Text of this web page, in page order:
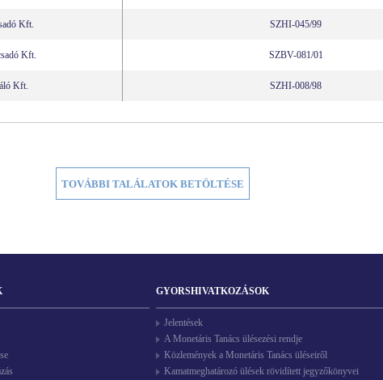
Kft. SZHI-045/99
Kft. SZBV-081/01
Kft. SZHI-008/98
GYORSHIVATKOZÁSOK
Jelentések
A Monetáris Tanács ülésezési rendje
Közlemények a Monetáris Tanács üléseiről
Kamatmeghatározó ülések rövidített jegyzőkönyvei